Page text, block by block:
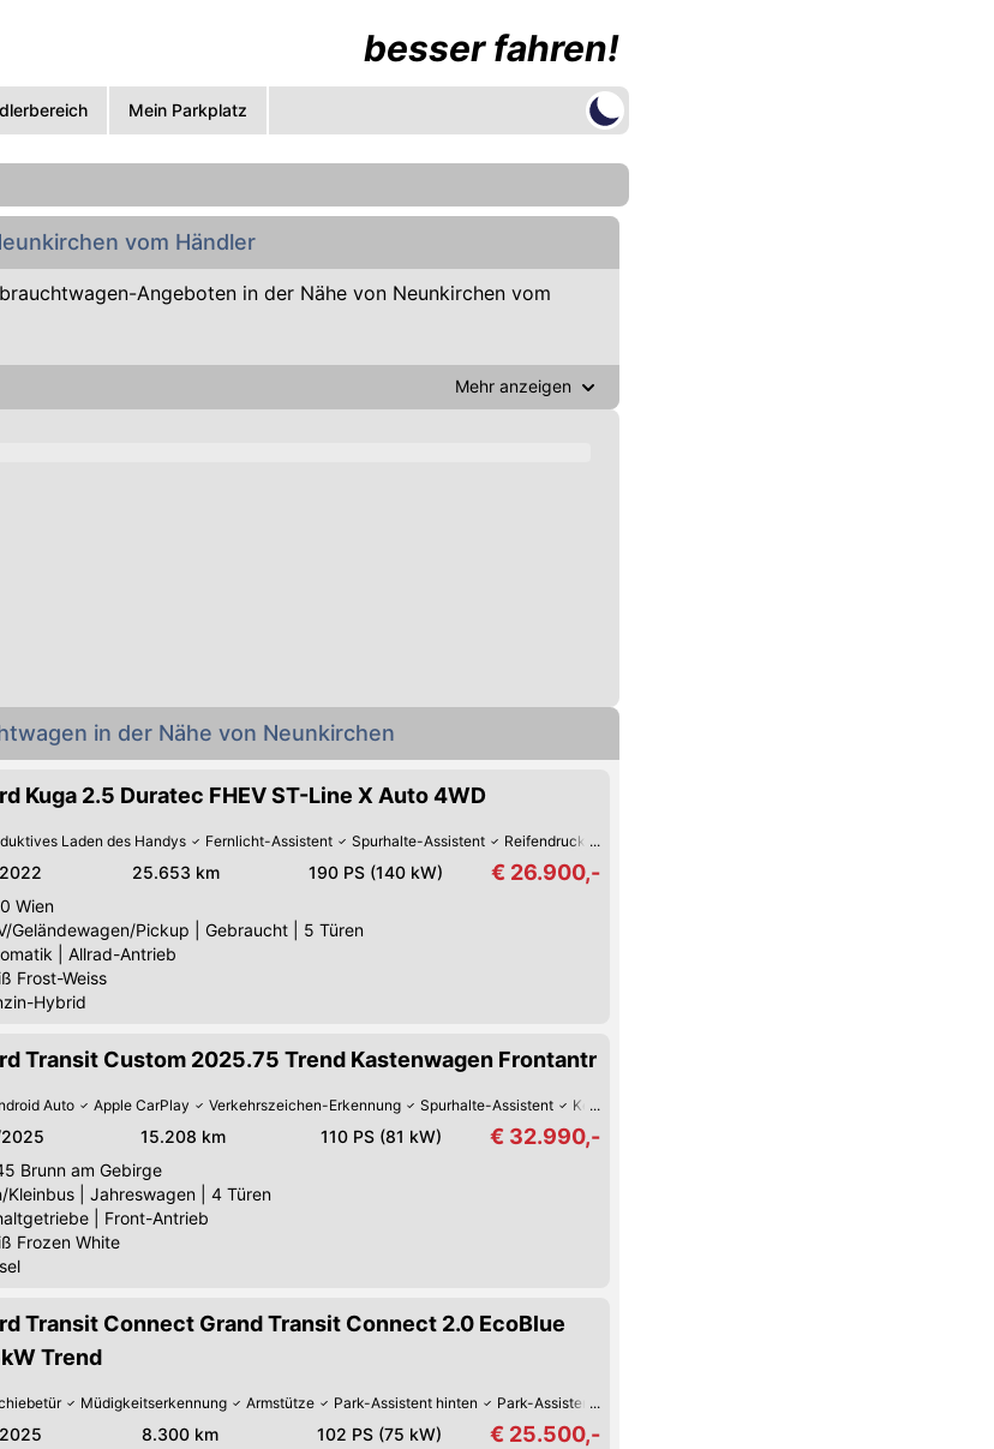
besser fahren!
Mein Parkplatz
vom Händler
Angeboten in der Nähe von Neunkirchen vom
Mehr anzeigen
in der Nähe von Neunkirchen
Kuga 2.5 Duratec FHEV ST-Line X Auto 4WD
Laden des Handys Fernlicht-Assistent Spurhalte-Assistent Reifendruck-Kontrolle
25.653 km 190 PS (140 kW) € 26.900,-
Wien
Geländewagen/Pickup
Gebraucht
5 Türen
Allrad-Antrieb
Frost-Weiss
Hybrid
Transit Custom 2025.75 Trend Kastenwagen Frontantr
Auto Apple CarPlay Verkehrszeichen-Erkennung Spurhalte-Assistent Keyless Go
15.208 km 110 PS (81 kW) € 32.990,-
Brunn am Gebirge
Kleinbus
Jahreswagen
4 Türen
Front-Antrieb
Frozen White
Transit Connect Grand Transit Connect 2.0 EcoBlue
Trend
Müdigkeitserkennung Armstütze Park-Assistent hinten Park-Assistent vorne
8.300 km 102 PS (75 kW) € 25.500,-